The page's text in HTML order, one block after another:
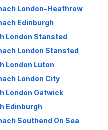
London-Heathrow
Edinburgh
London Stansted
London Stansted
London Luton
London City
London Gatwick
Edinburgh
Southend On Sea